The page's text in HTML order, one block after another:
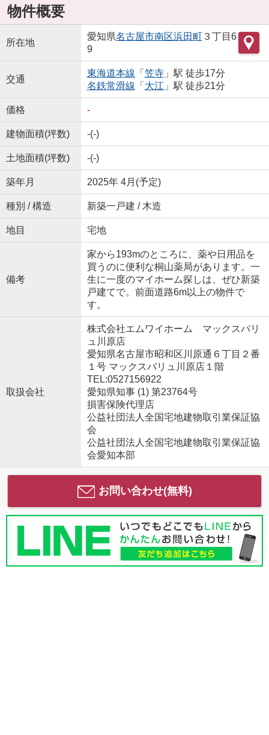
物件概要
所在地
愛知県名古屋市南区浜田町３丁目6
9
交通
東海道本線 「 笠寺」駅 徒歩17分
名鉄常滑線 「 大江 」駅 徒歩21分
価格 -
建物面積(坪数) -(-)
土地面積(坪数) -(-)
築年月 2025年 4月(予定)
種別 / 構造 新築一戸建 / 木造
地目 宅地
備考
家から193mのところに、薬や日用品を
買うのに便利な桐山薬局があります。一
生に一度のマイホーム探しは、ぜひ新築
戸建てで。前面道路6m以上の物件で
す。
取扱会社
株式会社エムワイホーム マックスバリ
ュ川原店
愛知県名古屋市昭和区川原通６丁目２番
１号 マックスバリュ川原店１階
TEL:0527156922
愛知県知事 (1) 第23764号
損害保険代理店
公益社団法人全国宅地建物取引業保証協
会
公益社団法人全国宅地建物取引業保証協
会愛知本部
お問い合わせ(無料)